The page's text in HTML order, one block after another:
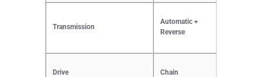
Transmission
Automatic +
Reverse
Drive Chain